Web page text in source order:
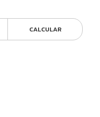
CALCULAR